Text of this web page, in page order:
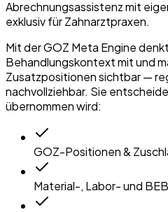
Abrechnungsassistenz mit
exklusiv für Zahnarztpraxen.
Mit der GOZ Meta Engine
Behandlungskontext mit und
Zusatzpositionen sichtbar —
nachvollziehbar. Sie
übernommen wird:
GOZ-Positionen &
Material-, Labor- und